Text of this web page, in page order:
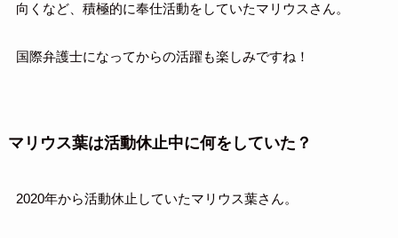
向くなど、積極的に奉仕活動をしていたマリウスさん。
国際弁護士になってからの活躍も楽しみですね！
マリウス葉は活動休止中に何をしていた？
2020年から活動休止していたマリウス葉さん。